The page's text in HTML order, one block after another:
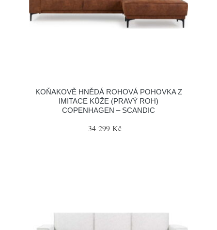
KOŇAKOVĚ HNĚDÁ ROHOVÁ POHOVKA Z
IMITACE KŮŽE (PRAVÝ ROH)
COPENHAGEN – SCANDIC
34 299 Kč